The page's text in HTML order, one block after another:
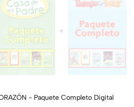
- Paquete Completo Digital